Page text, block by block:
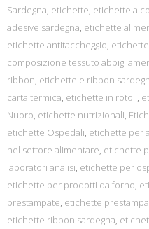
Sardegna, etichette, etichette a
adesive sardegna, etichette
etichette antitaccheggio,
composizione tessuto
ribbon, etichette e ribbon
carta termica, etichette in rotoli,
Nuoro, etichette nutrizionali,
etichette Ospedali, etichette per
nel settore alimentare, etichette
laboratori analisi, etichette per
etichette per prodotti da forno,
prestampate, etichette
etichette ribbon sardegna,